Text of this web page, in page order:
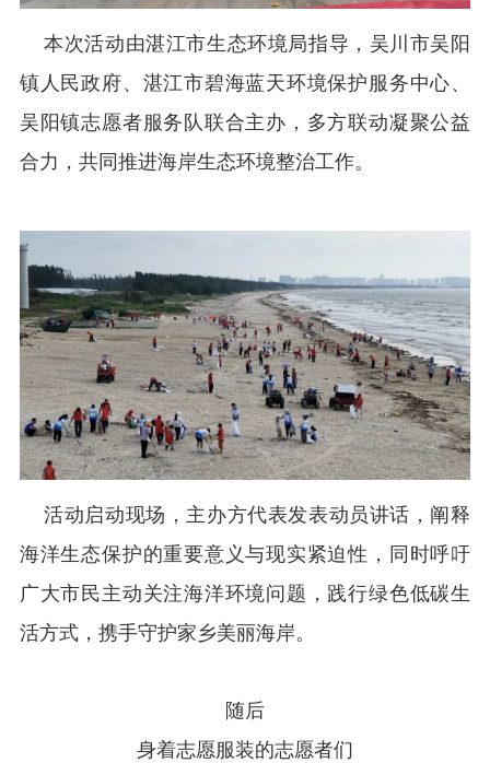
本次活动由湛江市生态环境局指导，吴川市吴阳
镇人民政府、湛江市碧海蓝天环境保护服务中心、
吴阳镇志愿者服务队联合主办，多方联动凝聚公益
合力，共同推进海岸生态环境整治工作。
活动启动现场，主办方代表发表动员讲话，阐释
海洋生态保护的重要意义与现实紧迫性，同时呼吁
广大市民主动关注海洋环境问题，践行绿色低碳生
活方式，携手守护家乡美丽海岸。
随后
身着志愿服装的志愿者们